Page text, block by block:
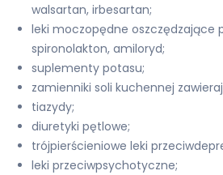
walsartan, irbesartan;
leki moczopędne oszczędzające
spironolakton, amiloryd;
suplementy potasu;
zamienniki soli kuchennej
tiazydy;
diuretyki pętlowe;
trójpierścieniowe leki
leki przeciwpsychotyczne;